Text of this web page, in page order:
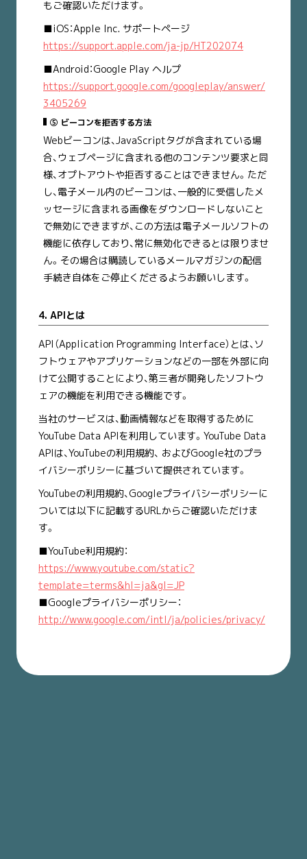
もご確認いただけます。
■iOS：Apple Inc. サポートページ
https://support.apple.com/ja-jp/HT202074
■Android：Google Play ヘルプ
https://support.google.com/googleplay/answer/
3405269
⑤ ビーコンを拒否する方法
Webビーコンは、JavaScriptタグが含まれている場
合、ウェブページに含まれる他のコンテンツ要求と同
様、オプトアウトや拒否することはできません。ただ
し、電子メール内のビーコンは、一般的に受信したメ
ッセージに含まれる画像をダウンロードしないこと
で無効にできますが、この方法は電子メールソフトの
機能に依存しており、常に無効化できるとは限りませ
ん。その場合は購読しているメールマガジンの配信
手続き自体をご停止くださるようお願いします。
4. APIとは
API（Application Programming Interface）とは、ソ
フトウェアやアプリケーションなどの一部を外部に向
けて公開することにより、第三者が開発したソフトウ
ェアの機能を利用できる機能です。
当社のサービスは、動画情報などを取得するために
YouTube Data APIを利用しています。YouTube Data
APIは、YouTubeの利用規約、 およびGoogle社のプラ
イバシーポリシーに基づいて提供されています。
YouTubeの利用規約、Googleプライバシーポリシーに
ついては以下に記載するURLからご確認いただけま
す。
■YouTube利用規約：
https://www.youtube.com/static?
template=terms&hl=ja&gl=JP
■Googleプライバシーポリシー：
http://www.google.com/intl/ja/policies/privacy/